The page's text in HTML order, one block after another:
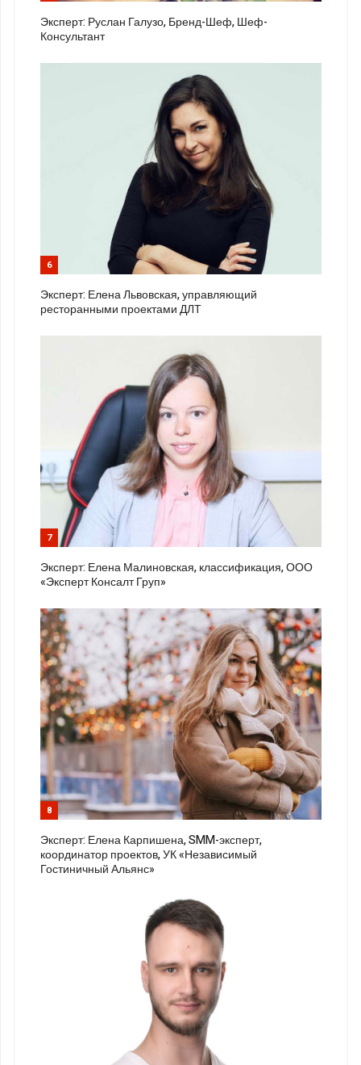
Эксперт: Руслан Галузо, Бренд-Шеф, Шеф-
Консультант
6
Эксперт: Елена Львовская, управляющий
ресторанными проектами ДЛТ
7
Эксперт: Елена Малиновская, классификация, ООО
«Эксперт Консалт Груп»
8
Эксперт: Елена Карпишена, SMM-эксперт,
координатор проектов, УК «Независимый
Гостиничный Альянс»